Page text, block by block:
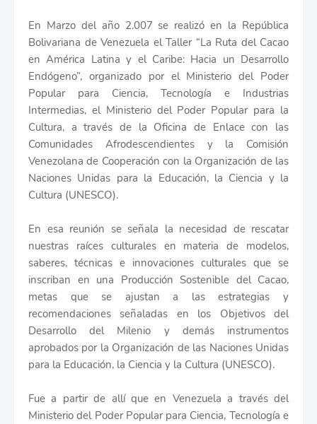
En Marzo del año 2.007 se realizó en la República
Bolivariana de Venezuela el Taller “La Ruta del Cacao
en América Latina y el Caribe: Hacia un Desarrollo
Endógeno”, organizado por el Ministerio del Poder
Popular para Ciencia, Tecnología e Industrias
Intermedias, el Ministerio del Poder Popular para la
Cultura, a través de la Oficina de Enlace con las
Comunidades Afrodescendientes y la Comisión
Venezolana de Cooperación con la Organización de las
Naciones Unidas para la Educación, la Ciencia y la
Cultura (UNESCO).
En esa reunión se señala la necesidad de rescatar
nuestras raíces culturales en materia de modelos,
saberes, técnicas e innovaciones culturales que se
inscriban en una Producción Sostenible del Cacao,
metas que se ajustan a las estrategias y
recomendaciones señaladas en los Objetivos del
Desarrollo del Milenio y demás instrumentos
aprobados por la Organización de las Naciones Unidas
para la Educación, la Ciencia y la Cultura (UNESCO).
Fue a partir de allí que en Venezuela a través del
Ministerio del Poder Popular para Ciencia, Tecnología e